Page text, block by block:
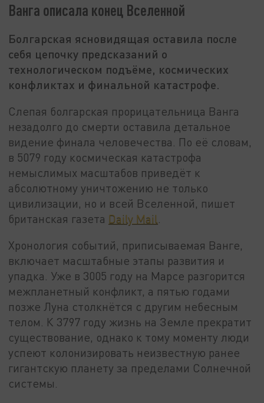
Ванга описала конец Вселенной
Болгарская ясновидящая оставила после
себя цепочку предсказаний о
технологическом подъёме, космических
конфликтах и финальной катастрофе.
Слепая болгарская прорицательница Ванга
незадолго до смерти оставила детальное
видение финала человечества. По её словам,
в 5079 году космическая катастрофа
немыслимых масштабов приведёт к
абсолютному уничтожению не только
цивилизации, но и всей Вселенной, пишет
британская газета Daily Mail
Хронология событий, приписываемая Ванге,
включает масштабные этапы развития и
упадка. Уже в 3005 году на Марсе разгорится
межпланетный конфликт, а пятью годами
позже Луна столкнётся с другим небесным
телом. К 3797 году жизнь на Земле прекратит
существование, однако к тому моменту люди
успеют колонизировать неизвестную ранее
гигантскую планету за пределами Солнечной
системы.